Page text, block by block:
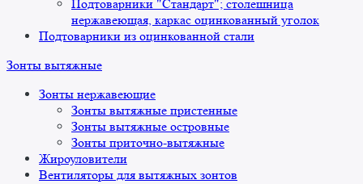
Подтоварники "Стандарт"; столешница
нержавеющая, каркас оцинкованный уголок
Подтоварники из оцинкованной стали
Зонты вытяжные
Зонты нержавеющие
Зонты вытяжные пристенные
Зонты вытяжные островные
Зонты приточно-вытяжные
Жироуловители
Вентиляторы для вытяжных зонтов